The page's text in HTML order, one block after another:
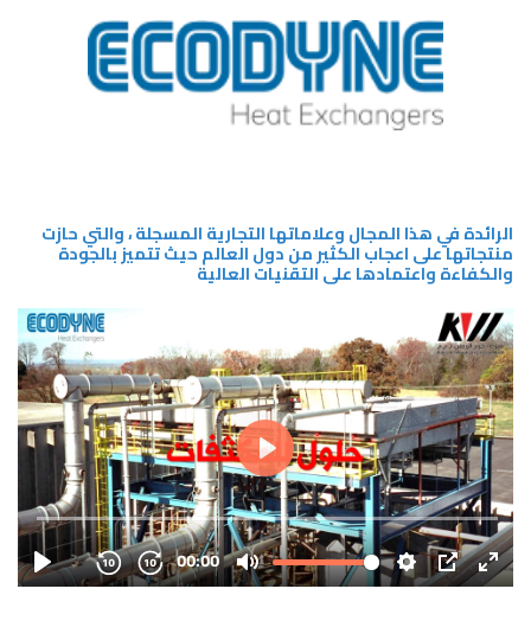
الرائدة في هذا المجال وعلاماتها التجارية المسجلة ، والتي حازت
منتجاتها على اعجاب الكثير من دول العالم حيث تتميز بالجودة
والكفاءة واعتمادها على التقنيات العالية